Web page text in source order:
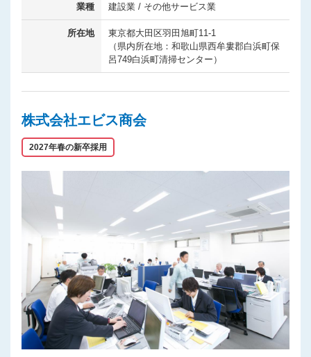
業種 建設業 / その他サービス業
所在地
東京都大田区羽田旭町11-1
（県内所在地：和歌山県西牟婁郡白浜町保
呂749白浜町清掃センター）
株式会社エビス商会
2027年春の新卒採用